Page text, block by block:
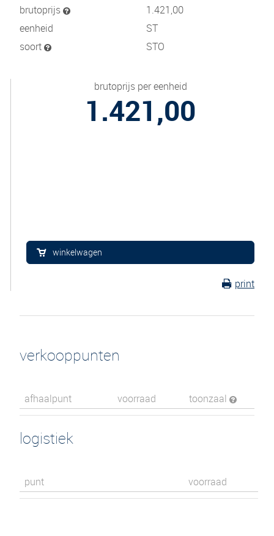
brutoprijs
1.421,00
eenheid
ST
soort
STO
brutoprijs per eenheid
1.421,00
winkelwagen
print
verkooppunten
afhaalpunt voorraad toonzaal
logistiek
punt voorraad